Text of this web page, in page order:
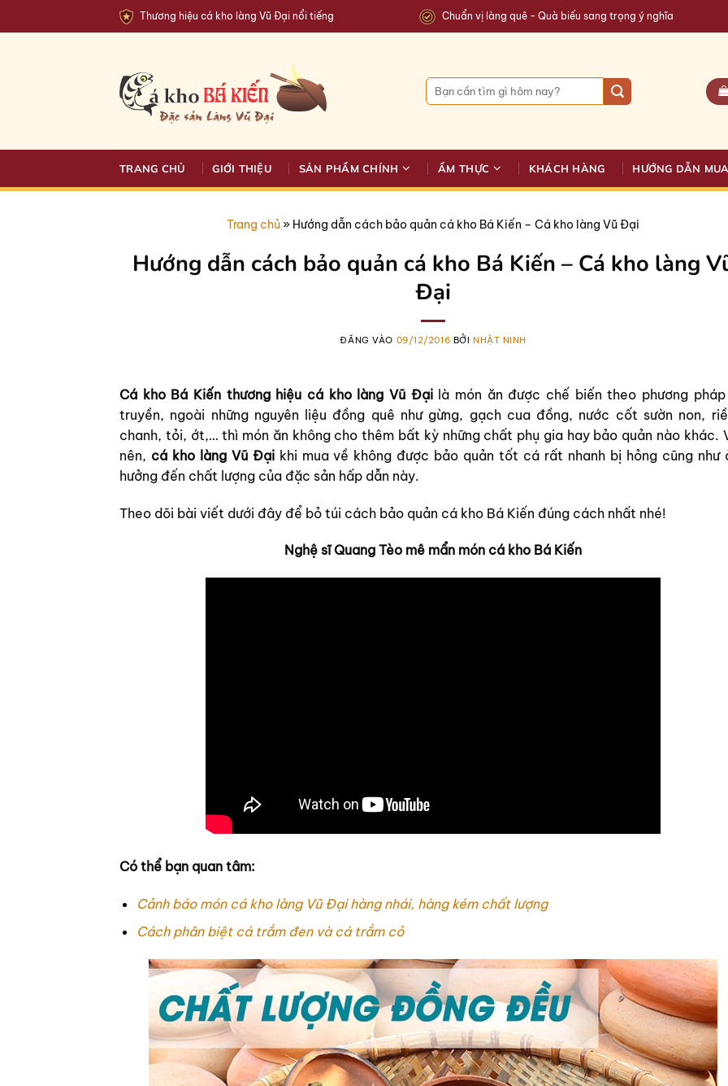
qua
Thương hiệu cá kho làng Vũ Đại nổi tiếng Chuẩn vị làng quê - Quà biếu sang trọng ý nghĩa
Tìm
kiếm:
TRANG CHỦ GIỚI THIỆU SẢN PHẨM CHÍNH ẨM THỰC KHÁCH HÀNG HƯỚNG DẪN
Trang chủ» Hướng dẫn cách bảo quản cá kho Bá Kiến – Cá kho làng Vũ Đại
Hướng dẫn cách bảo quản cá kho Bá Kiến – Cá kho làng
Đại
ĐĂNG VÀO 09/12/2016 BỞI NHẬT NINH
Cá kho Bá Kiến thương hiệu cá kho làng Vũ Đạilà món ăn được chế biến theo phương
truyền, ngoài những nguyên liệu đồng quê như gừng, gạch cua đồng, nước cốt sườn non,
chanh, tỏi, ớt,… thì món ăn không cho thêm bất kỳ những chất phụ gia hay bảo quản nào khác.
nên, cá kho làng Vũ Đạikhi mua về không được bảo quản tốt cá rất nhanh bị hỏng cũng như
hưởng đến chất lượng của đặc sản hấp dẫn này.
Theo dõi bài viết dưới đây để bỏ túi cách bảo quản cá kho Bá Kiến đúng cách nhất nhé!
Nghệ sĩ Quang Tèo mê mẩn món cá kho Bá Kiến
Có thể bạn quan tâm:
Cảnh báo món cá kho làng Vũ Đại hàng nhái, hàng kém chất lượng
Cách phân biệt cá trắm đen và cá trắm cỏ